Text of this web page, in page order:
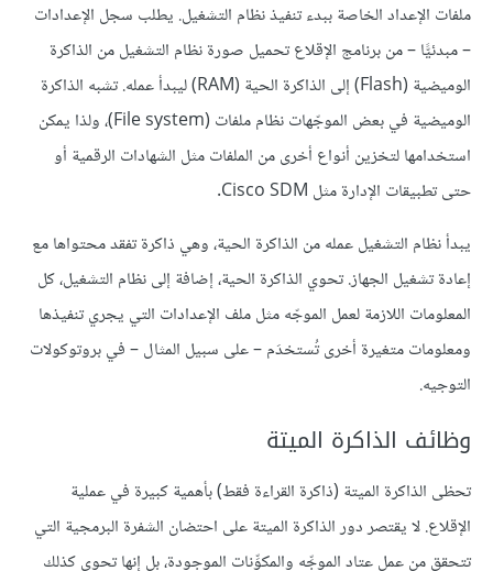
ملفات الإعداد الخاصة ببدء تنفيذ نظام التشغيل. يطلب سجل الإعدادات
– مبدئيًّا – من برنامج الإقلاع تحميل صورة نظام التشغيل من الذاكرة
الوميضية (Flash) إلى الذاكرة الحية (RAM) ليبدأ عمله. تشبه الذاكرة
الوميضية في بعض الموجّهات نظام ملفات (File system)، ولذا يمكن
استخدامها لتخزين أنواع أخرى من الملفات مثل الشهادات الرقمية أو
حتى تطبيقات الإدارة مثل Cisco SDM.
يبدأ نظام التشغيل عمله من الذاكرة الحية، وهي ذاكرة تفقد محتواها مع
إعادة تشغيل الجهاز. تحوي الذاكرة الحية، إضافة إلى نظام التشغيل، كل
المعلومات اللازمة لعمل الموجّه مثل ملف الإعدادات التي يجري تنفيذها
ومعلومات متغيرة أخرى تُستخدَم – على سبيل المثال – في بروتوكولات
التوجيه.
وظائف الذاكرة الميتة
تحظى الذاكرة الميتة (ذاكرة القراءة فقط) بأهمية كبيرة في عملية
الإقلاع. لا يقتصر دور الذاكرة الميتة على احتضان الشفرة البرمجية التي
تتحقق من عمل عتاد الموجِّه والمكوِّنات الموجودة، بل إنها تحوي كذلك